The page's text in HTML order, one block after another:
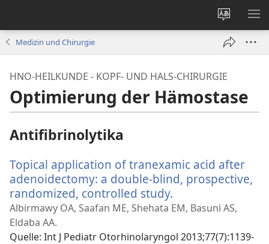
ändern
Medizin und Chirurgie
HNO-HEILKUNDE - KOPF- UND HALS-CHIRURGIE
Optimierung der Hämostase
Antifibrinolytika
Topical application of tranexamic acid after
adenoidectomy: a double-blind, prospective,
randomized, controlled study.
neues
Albirmawy OA, Saafan ME, Shehata EM, Basuni AS,
Eldaba AA.
Quelle‎: Int J Pediatr Otorhinolaryngol 2013;77(7):1139-